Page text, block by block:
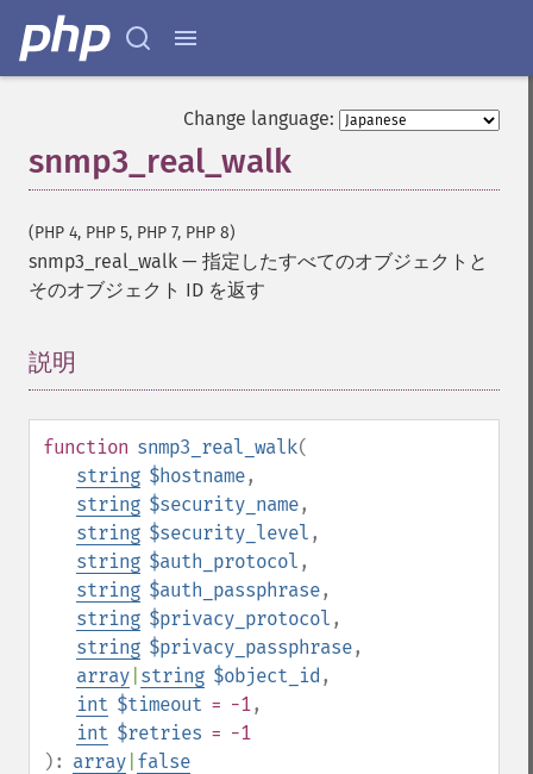
Change language:
snmp3_real_walk
(PHP 4, PHP 5, PHP 7, PHP 8)
snmp3_real_walk — 指定したすべてのオブジェクトと
そのオブジェクト ID を返す
説明
function snmp3_real_walk(
string $hostname,
string $security_name,
string $security_level ,
string $auth_protocol ,
string $auth_passphrase,
string $privacy_protocol ,
string $privacy_passphrase,
array string $object_id ,
int $timeout = -1,
int $retries = -1
): array false